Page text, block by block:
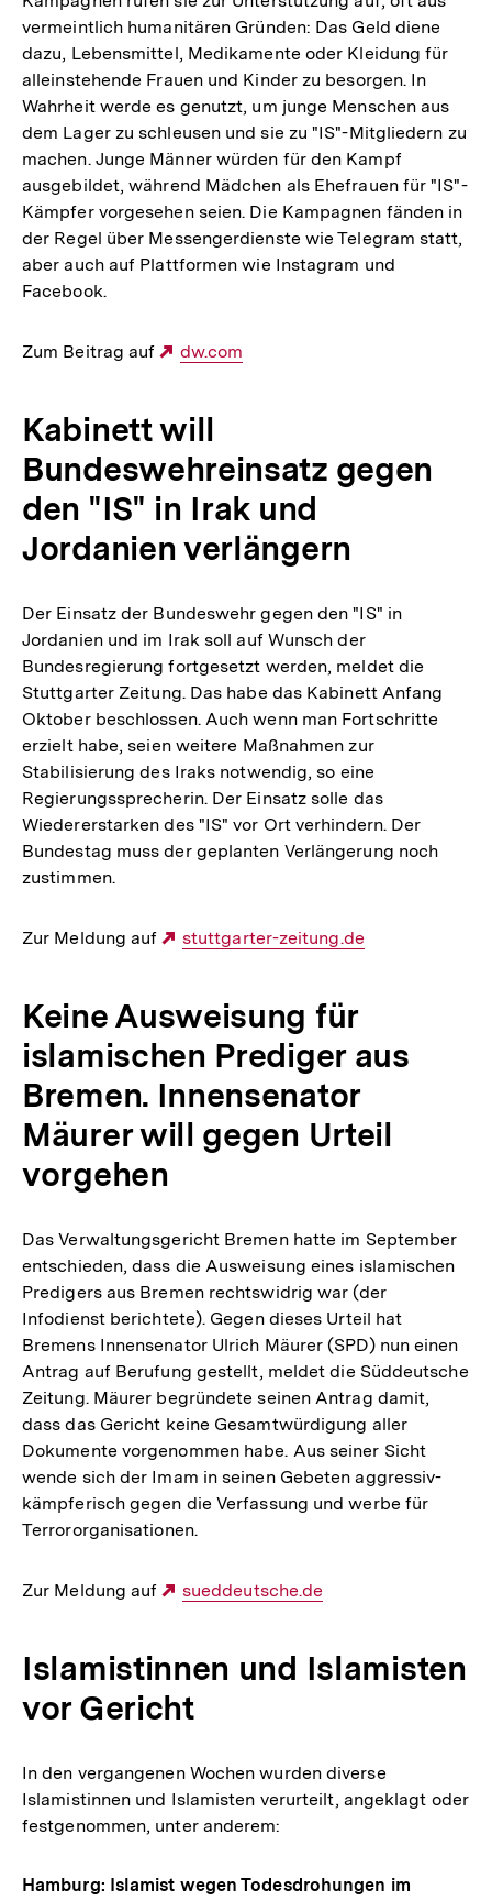
vermeintlich humanitären Gründen: Das Geld diene
dazu, Lebensmittel, Medikamente oder Kleidung für
alleinstehende Frauen und Kinder zu besorgen. In
Wahrheit werde es genutzt, um junge Menschen aus
dem Lager zu schleusen und sie zu "IS"-Mitgliedern zu
machen. Junge Männer würden für den Kampf
ausgebildet, während Mädchen als Ehefrauen für "IS"-
Kämpfer vorgesehen seien. Die Kampagnen fänden in
der Regel über Messengerdienste wie Telegram statt,
aber auch auf Plattformen wie Instagram und
Facebook.
Zum Beitrag auf
Externer
dw.com
Kabinett will
Bundeswehreinsatz gegen
den "IS" in Irak und
Jordanien verlängern
Der Einsatz der Bundeswehr gegen den "IS" in
Jordanien und im Irak soll auf Wunsch der
Bundesregierung fortgesetzt werden, meldet die
Stuttgarter Zeitung. Das habe das Kabinett Anfang
Oktober beschlossen. Auch wenn man Fortschritte
erzielt habe, seien weitere Maßnahmen zur
Stabilisierung des Iraks notwendig, so eine
Regierungssprecherin. Der Einsatz solle das
Wiedererstarken des "IS" vor Ort verhindern. Der
Bundestag muss der geplanten Verlängerung noch
zustimmen.
Zur Meldung auf
Externer
stuttgarter-zeitung.de
Keine Ausweisung für
islamischen Prediger aus
Bremen. Innensenator
Mäurer will gegen Urteil
vorgehen
Das Verwaltungsgericht Bremen hatte im September
entschieden, dass die Ausweisung eines islamischen
Predigers aus Bremen rechtswidrig war (der
Infodienst berichtete). Gegen dieses Urteil hat
Bremens Innensenator Ulrich Mäurer (SPD) nun einen
Antrag auf Berufung gestellt, meldet die Süddeutsche
Zeitung. Mäurer begründete seinen Antrag damit,
dass das Gericht keine Gesamtwürdigung aller
Dokumente vorgenommen habe. Aus seiner Sicht
wende sich der Imam in seinen Gebeten aggressiv-
kämpferisch gegen die Verfassung und werbe für
Terrororganisationen.
Zur Meldung auf
Externer
sueddeutsche.de
Islamistinnen und Islamisten
vor Gericht
In den vergangenen Wochen wurden diverse
Islamistinnen und Islamisten verurteilt, angeklagt oder
festgenommen, unter anderem:
Hamburg: Islamist wegen Todesdrohungen im